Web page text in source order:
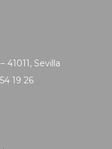
41011, Sevilla
19 26